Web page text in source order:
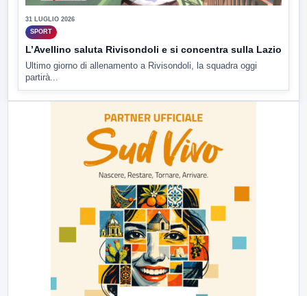
31 LUGLIO 2026
SPORT
L’Avellino saluta Rivisondoli e si concentra sulla Lazio
Ultimo giorno di allenamento a Rivisondoli, la squadra oggi
partirà...